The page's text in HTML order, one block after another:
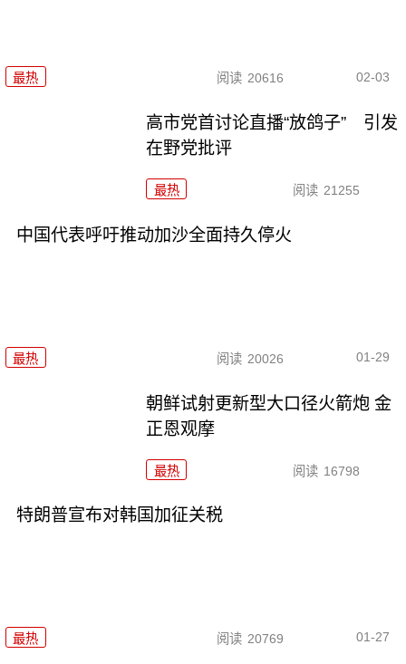
最热 阅读 20616 02-03
高市党首讨论直播“放鸽子” 引发
在野党批评
最热 阅读 21255
中国代表呼吁推动加沙全面持久停火
最热 阅读 20026 01-29
朝鲜试射更新型大口径火箭炮 金
正恩观摩
最热 阅读 16798
特朗普宣布对韩国加征关税
最热 阅读 20769 01-27